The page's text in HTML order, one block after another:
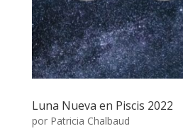
Luna Nueva en Piscis 2022
por Patricia Chalbaud